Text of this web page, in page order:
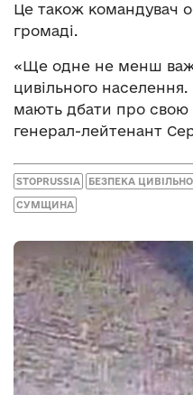
Це також командувач
громаді.
«Ще одне не менш
цивільного
мають дбати про свою
генерал-лейтенант
STOPRUSSIA БЕЗПЕКА
СУМЩИНА